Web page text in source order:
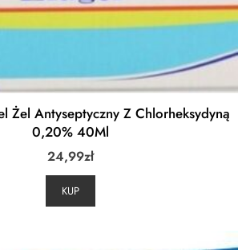
Żel Antyseptyczny Z Chlorheksydyną
0,20% 40Ml
24,99zł
KUP